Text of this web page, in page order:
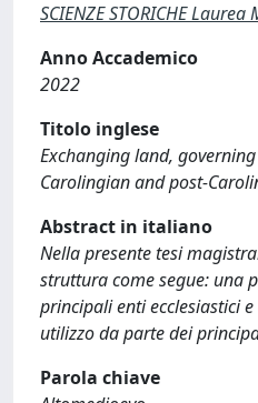
SCIENZE STORICHE
Anno Accademico
2022
Titolo inglese
Exchanging land,
Carolingian and post-
Abstract in italiano
Nella presente tesi
struttura come segue: una
principali enti ecclesiastici
utilizzo da parte dei
Parola chiave